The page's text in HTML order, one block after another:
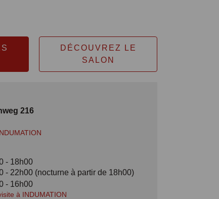
DÉCOUVREZ LE
SALON
216
- 18h00
- 22h00 (nocturne à partir de 18h00)
- 16h00
à INDUMATION